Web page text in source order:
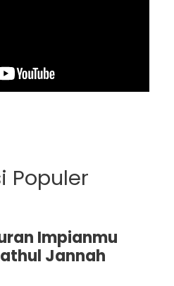
Populer
Impianmu
Jannah